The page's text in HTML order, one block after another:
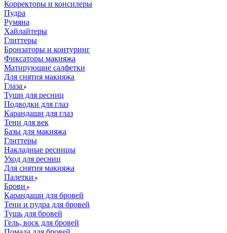
Корректоры и консилеры
Пудра
Румяна
Хайлайтеры
Глиттеры
Бронзаторы и контуринг
Фиксаторы макияжа
Матирующие салфетки
Для снятия макияжа
Глаза
Туши для ресниц
Подводки для глаз
Карандаши для глаз
Тени для век
Базы для макияжа
Глиттеры
Накладные ресницы
Уход для ресниц
Для снятия макияжа
Палетки
Брови
Карандаши для бровей
Тени и пудра для бровей
Тушь для бровей
Гель, воск для бровей